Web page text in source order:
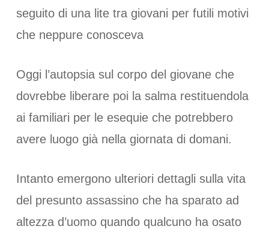
seguito di una lite tra giovani per futili motivi
che neppure conosceva
Oggi l’autopsia sul corpo del giovane che
dovrebbe liberare poi la salma restituendola
ai familiari per le esequie che potrebbero
avere luogo già nella giornata di domani.
Intanto emergono ulteriori dettagli sulla vita
del presunto assassino che ha sparato ad
altezza d’uomo quando qualcuno ha osato